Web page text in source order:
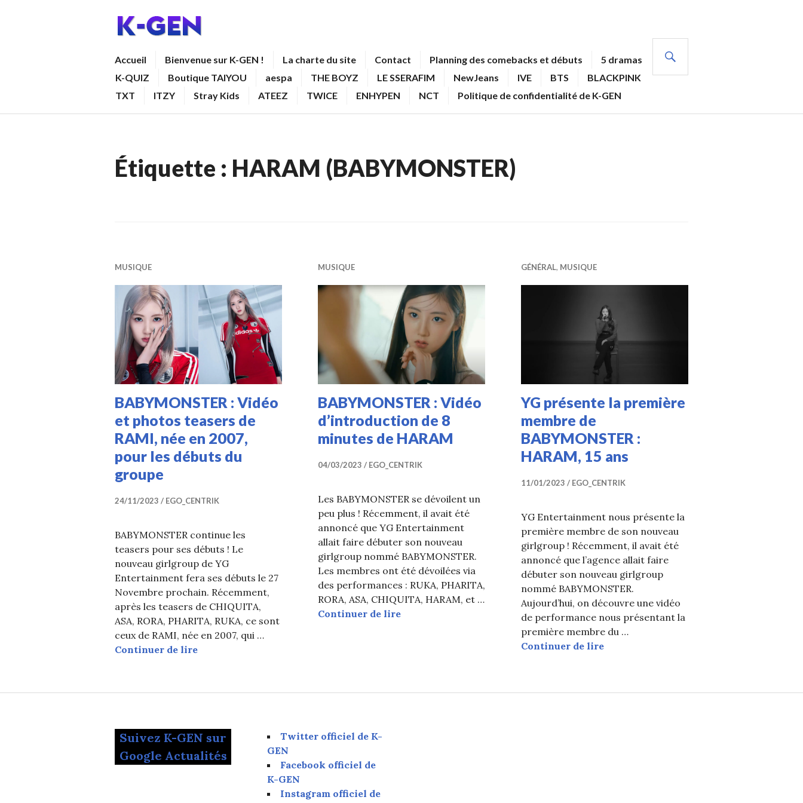
Accueil Bienvenue sur K-GEN ! La charte du site Contact Planning des comebacks et débuts
5 dramas
K-QUIZ
Boutique TAIYOU aespa THE BOYZ LE SSERAFIM NewJeans IVE BTS
BLACKPINK
TXT
ITZY Stray Kids ATEEZ TWICE ENHYPEN NCT Politique de confidentialité de K-GEN
Étiquette : HARAM (BABYMONSTER)
MUSIQUE
BABYMONSTER : Vidéo
et photos teasers de
RAMI, née en 2007,
pour les débuts du
groupe
24/11/2023 EGO_CENTRIK
BABYMONSTER continue les
teasers pour ses débuts ! Le
nouveau girlgroup de YG
Entertainment fera ses débuts le 27
Novembre prochain. Récemment,
après les teasers de CHIQUITA,
ASA, RORA, PHARITA, RUKA, ce sont
ceux de RAMI, née en 2007, qui …
Continuer de lireBABYMONSTER : Vidéo et photos teasers de RAMI, née en 2007, pour les débuts du groupe
MUSIQUE
BABYMONSTER : Vidéo
d’introduction de 8
minutes de HARAM
04/03/2023 EGO_CENTRIK
Les BABYMONSTER se dévoilent un
peu plus ! Récemment, il avait été
annoncé que YG Entertainment
allait faire débuter son nouveau
girlgroup nommé BABYMONSTER.
Les membres ont été dévoilées via
des performances : RUKA, PHARITA,
RORA, ASA, CHIQUITA, HARAM, et …
Continuer de lireBABYMONSTER : Vidéo d’introduction de 8 minutes de HARAM
GÉNÉRAL, MUSIQUE
YG présente la première
membre de
BABYMONSTER :
HARAM, 15 ans
11/01/2023 EGO_CENTRIK
YG Entertainment nous présente la
première membre de son nouveau
girlgroup ! Récemment, il avait été
annoncé que l’agence allait faire
débuter son nouveau girlgroup
nommé BABYMONSTER.
Aujourd’hui, on découvre une vidéo
de performance nous présentant la
première membre du …
Continuer de lireYG présente la première membre de
Suivez K-GEN sur
Google Actualités
Twitter officiel de K-
GEN
Facebook officiel de
K-GEN
Instagram officiel de